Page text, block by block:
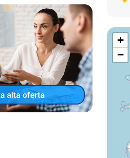
alta oferta
+
−